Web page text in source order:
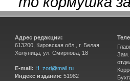
Адрес редакции:
613200, Кировская обл., г. Белая
Холуница, ул. Смирнова, 18
E-mail: H_zori@mail.ru
Индекс издания: 51982
Зам.